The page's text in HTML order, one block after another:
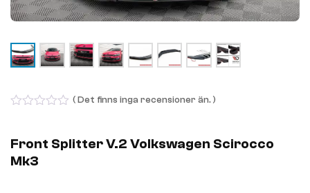
of
5
( Det finns inga recensioner än. )
Front Splitter V.2 Volkswagen Scirocco
Mk3